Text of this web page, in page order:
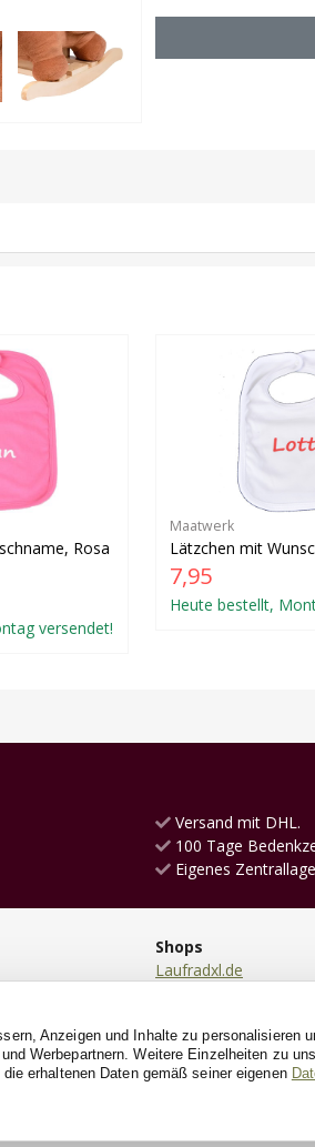
Rosa
versendet!
Maatwerk
Lätzchen mit
7,95
Heute bestellt,
Versand mit DHL.
100 Tage
Eigenes
Shops
Laufradxl.de
PuppenwagenXL.de
Kinderrollerxl.de
Anzeigen und Inhalte zu personalisieren
Werbepartnern. Weitere Einzelheiten zu
die erhaltenen Daten gemäß seiner eigenen